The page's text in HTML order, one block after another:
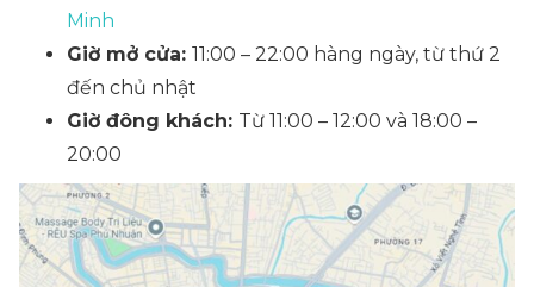
Minh
Giờ mở cửa: 11:00 – 22:00 hàng ngày, từ thứ 2
đến chủ nhật
Giờ đông khách: Từ 11:00 – 12:00 và 18:00 –
20:00